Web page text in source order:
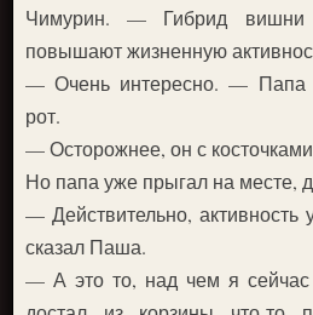
Чимурин. — Гибрид
повышают жизненную
— Очень интересно. — Папа
рот.
— Осторожнее, он с
Но папа уже прыгал на месте,
— Действительно,
сказал Паша.
— А это то, над чем я